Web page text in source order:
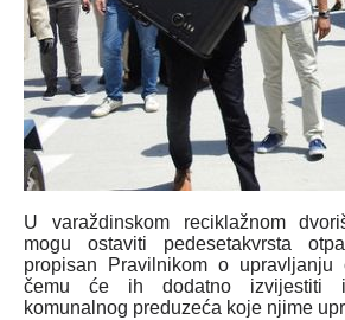
U varaždinskom reciklažnom
mogu ostaviti pedesetakvrsta
propisan Pravilnikom o upravljanju
čemu će ih dodatno izvijestiti
komunalnog preduzeća koje njime